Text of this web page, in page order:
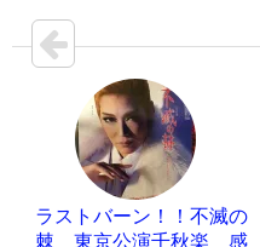
ラストバーン！！不滅の
棘 東京公演千秋楽 感